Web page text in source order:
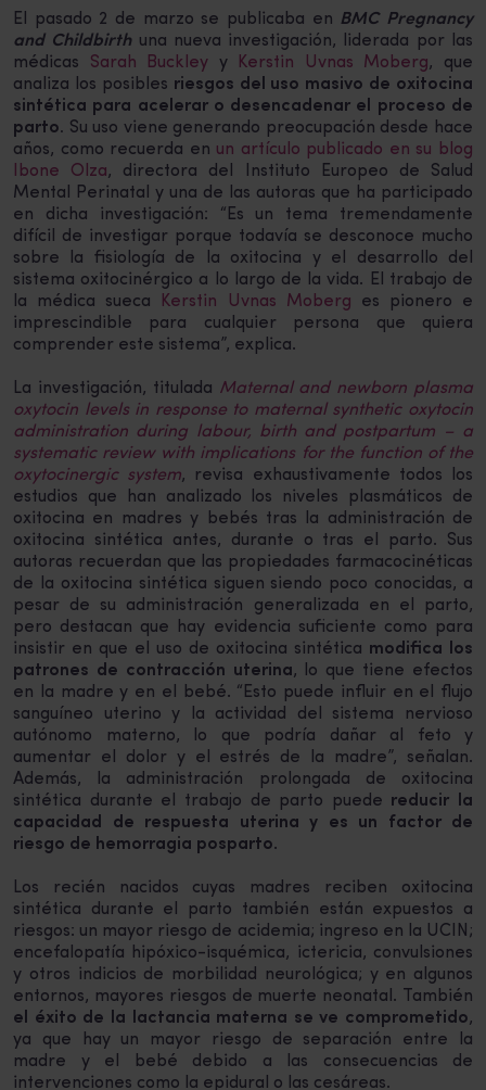
El pasado 2 de marzo se publicaba en BMC Pregnancy
and Childbirth una nueva investigación, liderada por las
médicas Sarah Buckley y Kerstin Uvnas Moberg, que
analiza los posibles riesgos del uso masivo de oxitocina
sintética para acelerar o desencadenar el proceso de
parto. Su uso viene generando preocupación desde hace
años, como recuerda en un artículo publicado en su blog
Ibone Olza, directora del Instituto Europeo de Salud
Mental Perinatal y una de las autoras que ha participado
en dicha investigación: “Es un tema tremendamente
difícil de investigar porque todavía se desconoce mucho
sobre la fisiología de la oxitocina y el desarrollo del
sistema oxitocinérgico a lo largo de la vida. El trabajo de
la médica sueca
Kerstin Uvnas Moberg es pionero e
imprescindible para cualquier persona que quiera
comprender este sistema”, explica.
La investigación, titulada Maternal and newborn plasma
oxytocin levels in response to maternal synthetic oxytocin
administration during labour, birth and postpartum – a
systematic review with implications for the function of the
oxytocinergic system, revisa exhaustivamente todos los
estudios que han analizado los niveles plasmáticos de
oxitocina en madres y bebés tras la administración de
oxitocina sintética antes, durante o tras el parto. Sus
autoras recuerdan que las propiedades farmacocinéticas
de la oxitocina sintética siguen siendo poco conocidas, a
pesar de su administración generalizada en el parto,
pero destacan que hay evidencia suficiente como para
insistir en que el uso de oxitocina sintética modifica los
patrones de contracción uterina, lo que tiene efectos
en la madre y en el bebé. “Esto puede influir en el flujo
sanguíneo uterino y la actividad del sistema nervioso
autónomo materno, lo que podría dañar al feto y
aumentar el dolor y el estrés de la madre”, señalan.
Además, la administración prolongada de oxitocina
sintética durante el trabajo de parto puede reducir la
capacidad de respuesta uterina y es un factor de
riesgo de hemorragia posparto.
Los recién nacidos cuyas madres reciben oxitocina
sintética durante el parto también están expuestos a
riesgos: un mayor riesgo de acidemia; ingreso en la UCIN;
encefalopatía hipóxico-isquémica, ictericia, convulsiones
y otros indicios de morbilidad neurológica; y en algunos
entornos, mayores riesgos de muerte neonatal. También
el éxito de la lactancia materna se ve comprometido,
ya que hay un mayor riesgo de separación entre la
madre y el bebé debido a las consecuencias de
intervenciones como la epidural o las cesáreas.